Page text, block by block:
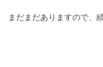
まだまだありますので、